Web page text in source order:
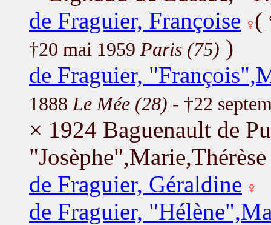
de Fraguier, Françoise (
†20 mai 1959 Paris (75) )
de Fraguier,
1888 Le Mée (28) - †22
× 1924 Baguenault de
"Josèphe",Marie,Thérèse
de Fraguier, Géraldine
de Fraguier,